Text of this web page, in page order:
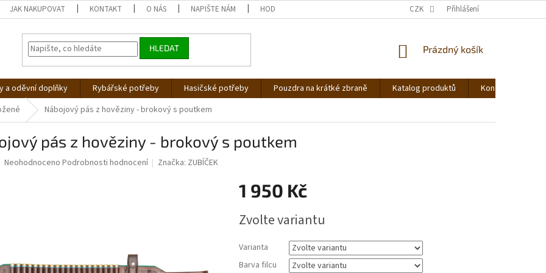
JAK NAKUPOVAT KONTAKT O NÁS NAPIŠTE NÁM HODNOCENÍ OBCHODU OBCHODNÍ PODMÍNKY PODMÍNKY OCHRANY
CZK Přihlášení
HLEDAT
NÁKUPNÍ
Prázdný košík
a oděvní doplňky Rybářské potřeby Hasičské potřeby Pouzdra na krátké zbraně Katalog produktů Kontakt
Nábojový pás z hověziny - brokový s poutkem
pás z hověziny - brokový s poutkem
Průměrné
Neohodnoceno Podrobnosti hodnocení Značka: ZUBÍČEK
1 950 Kč
cena:
Zvolte variantu
Varianta
Barva filcu